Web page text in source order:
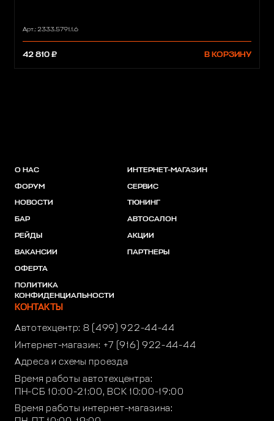
Арт.: 2333.5791.1.6
42 810 ₽ В КОРЗИНУ
О НАС
ФОРУМ
НОВОСТИ
БАР
РЕЙДЫ
ВАКАНСИИ
ОФЕРТА
ПОЛИТИКА
КОНФИДЕНЦИАЛЬНОСТИ
ИНТЕРНЕТ-МАГАЗИН
СЕРВИС
ТЮНИНГ
АВТОСАЛОН
АКЦИИ
ПАРТНЕРЫ
КОНТАКТЫ
Автотехцентр: 8 (499) 922-44-44
Интернет-магазин: +7 (916) 922-44-44
Адреса и схемы проезда
Время работы автотехцентра:
ПН-СБ 10:00-21:00, ВСК 10:00-19:00
Время работы интернет-магазина: